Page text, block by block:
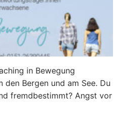
in Bewegung
den Bergen und am See. Du
fremdbestimmt? Angst vor